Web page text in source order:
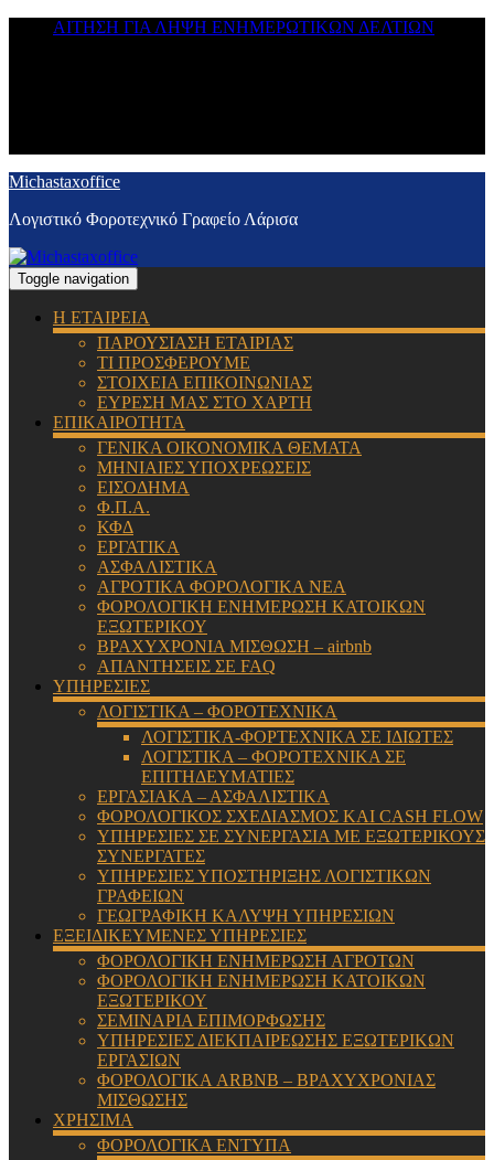
ΑΙΤΗΣΗ ΓΙΑ ΛΗΨΗ ΕΝΗΜΕΡΩΤΙΚΩΝ ΔΕΛΤΙΩΝ
Michastaxoffice
Λογιστικό Φοροτεχνικό Γραφείο Λάρισα
Toggle navigation
Η ΕΤΑΙΡΕΙΑ
ΠΑΡΟΥΣΙΑΣΗ ΕΤΑΙΡΙΑΣ
ΤΙ ΠΡΟΣΦΕΡΟΥΜΕ
ΣΤΟΙΧΕΙΑ ΕΠΙΚΟΙΝΩΝΙΑΣ
ΕΥΡΕΣΗ ΜΑΣ ΣΤΟ ΧΑΡΤΗ
ΕΠΙΚΑΙΡΟΤΗΤΑ
ΓΕΝΙΚΑ ΟΙΚΟΝΟΜΙΚΑ ΘΕΜΑΤΑ
ΜΗΝΙΑΙΕΣ ΥΠΟΧΡΕΩΣΕΙΣ
ΕΙΣΟΔΗΜΑ
Φ.Π.Α.
ΚΦΔ
ΕΡΓΑΤΙΚΑ
ΑΣΦΑΛΙΣΤΙΚΑ
ΑΓΡΟΤΙΚΑ ΦΟΡΟΛΟΓΙΚΑ ΝΕΑ
ΦΟΡΟΛΟΓΙΚΗ ΕΝΗΜΕΡΩΣΗ ΚΑΤΟΙΚΩΝ
ΕΞΩΤΕΡΙΚΟΥ
ΒΡΑΧΥΧΡΟΝΙΑ ΜΙΣΘΩΣΗ – airbnb
ΑΠΑΝΤΗΣΕΙΣ ΣΕ FAQ
ΥΠΗΡΕΣΙΕΣ
ΛΟΓΙΣΤΙΚΑ – ΦΟΡΟΤΕΧΝΙΚΑ
ΛΟΓΙΣΤΙΚΑ-ΦΟΡΤΕΧΝΙΚΑ ΣΕ ΙΔΙΩΤΕΣ
ΛΟΓΙΣΤΙΚΑ – ΦΟΡΟΤΕΧΝΙΚΑ ΣΕ
ΕΠΙΤΗΔΕΥΜΑΤΙΕΣ
ΕΡΓΑΣΙΑΚΑ – ΑΣΦΑΛΙΣΤΙΚΑ
ΦΟΡΟΛΟΓΙΚΟΣ ΣΧΕΔΙΑΣΜΟΣ ΚΑΙ CASH FLOW
ΥΠΗΡΕΣΙΕΣ ΣΕ ΣΥΝΕΡΓΑΣΙΑ ΜΕ ΕΞΩΤΕΡΙΚΟΥΣ
ΣΥΝΕΡΓΑΤΕΣ
ΥΠΗΡΕΣΙΕΣ ΥΠΟΣΤΗΡΙΞΗΣ ΛΟΓΙΣΤΙΚΩΝ
ΓΡΑΦΕΙΩΝ
ΓΕΩΓΡΑΦΙΚΗ ΚΑΛΥΨΗ ΥΠΗΡΕΣΙΩΝ
ΕΞΕΙΔΙΚΕΥΜΕΝΕΣ ΥΠΗΡΕΣΙΕΣ
ΦΟΡΟΛΟΓΙΚΗ ΕΝΗΜΕΡΩΣΗ ΑΓΡΟΤΩΝ
ΦΟΡΟΛΟΓΙΚΗ ΕΝΗΜΕΡΩΣΗ ΚΑΤΟΙΚΩΝ
ΕΞΩΤΕΡΙΚΟΥ
ΣΕΜΙΝΑΡΙΑ ΕΠΙΜΟΡΦΩΣΗΣ
ΥΠΗΡΕΣΙΕΣ ΔΙΕΚΠΑΙΡΕΩΣΗΣ ΕΞΩΤΕΡΙΚΩΝ
ΕΡΓΑΣΙΩΝ
ΦΟΡΟΛΟΓΙΚΑ ARBNB – ΒΡΑΧΥΧΡΟΝΙΑΣ
ΜΙΣΘΩΣΗΣ
ΧΡΗΣΙΜΑ
ΦΟΡΟΛΟΓΙΚΑ ΕΝΤΥΠΑ